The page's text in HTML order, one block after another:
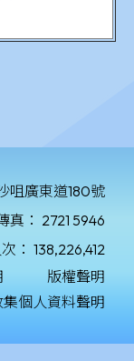
咀廣東道180號
真： 2721 5946
： 138,226,412
版權聲明
集個人資料聲明